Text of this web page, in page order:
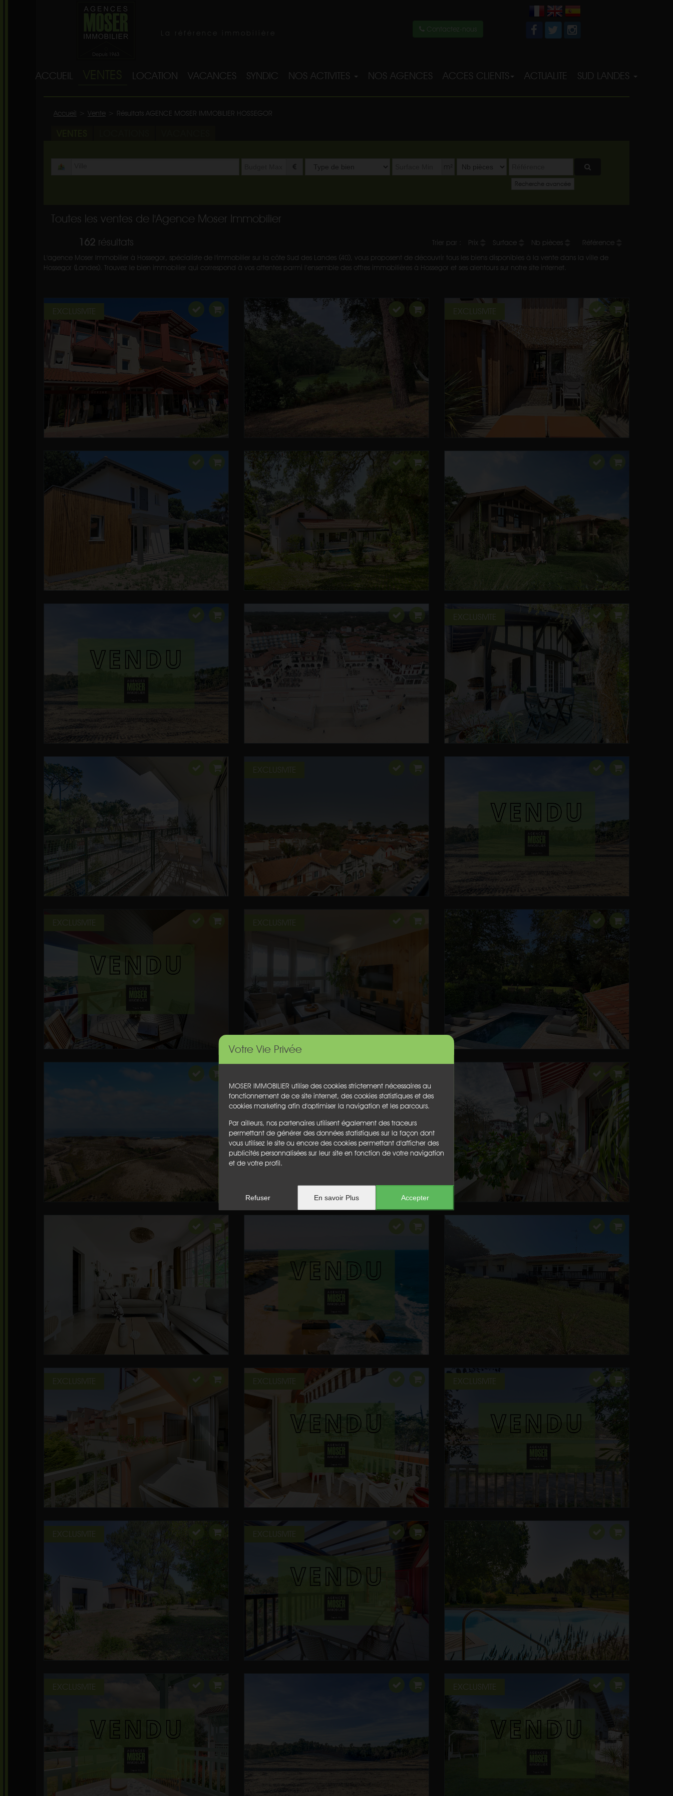
Votre Vie Privée
MOSER IMMOBILIER utilise des cookies strictement nécessaires au
fonctionnement de ce site internet, des cookies statistiques et des
cookies marketing afin d'optimiser la navigation et les parcours.
Par ailleurs, nos partenaires utilisent également des traceurs
permettant de générer des données statistiques sur la façon dont
vous utilisez le site ou encore des cookies permettant d'afficher des
publicités personnalisées sur leur site en fonction de votre navigation
et de votre profil.
Refuser En savoir Plus Accepter
Contactez-nous
ACCUEIL LOCATION VACANCES SYNDIC NOS ACTIVITES NOS AGENCES ACCES CLIENTS ACTUALITE SUD LANDES
Accueil Vente Résultats AGENCE MOSER IMMOBILIER HOSSEGOR
Type
Recherche avancée
Toutes les ventes de l'Agence Moser Immobilier
162 résultats Trier par : Prix Surface Nb pièces
Référence
L'agence Moser Immobilier à Hossegor, spécialiste de l'immobilier sur la côte Sud des Landes (40), vous proposent de découvrir tous les biens disponibles à la vente dans la ville de
Hossegor (Landes). Trouvez le bien immobilier qui correspond à vos attentes parmi l’ensemble des offres immobilières à Hossegor et ses alentours sur notre site internet.
EXCLUSIVITE EXCLUSIVITE
EXCLUSIVITE
EXCLUSIVITE
EXCLUSIVITE EXCLUSIVITE
EXCLUSIVITE EXCLUSIVITE EXCLUSIVITE
EXCLUSIVITE EXCLUSIVITE
EXCLUSIVITE EXCLUSIVITE